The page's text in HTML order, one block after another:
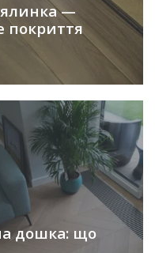
ялинка —
покриття
дошка: що